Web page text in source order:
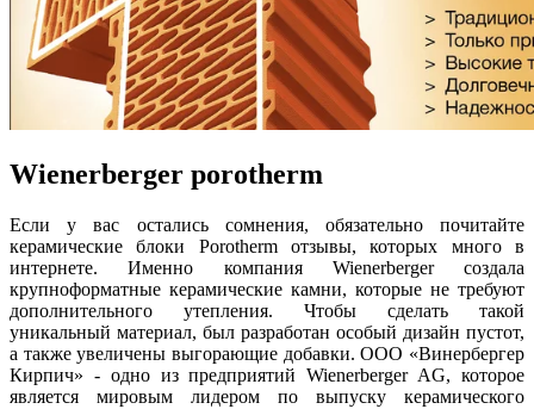
Wienerberger porotherm
Если у вас остались сомнения, обязательно почитайте
керамические блоки Porotherm отзывы, которых много в
интернете. Именно компания Wienerberger создала
крупноформатные керамические камни, которые не требуют
дополнительного утепления. Чтобы сделать такой
уникальный материал, был разработан особый дизайн пустот,
а также увеличены выгорающие добавки. ООО «Винербергер
Кирпич» - одно из предприятий Wienerberger AG, которое
является мировым лидером по выпуску керамического